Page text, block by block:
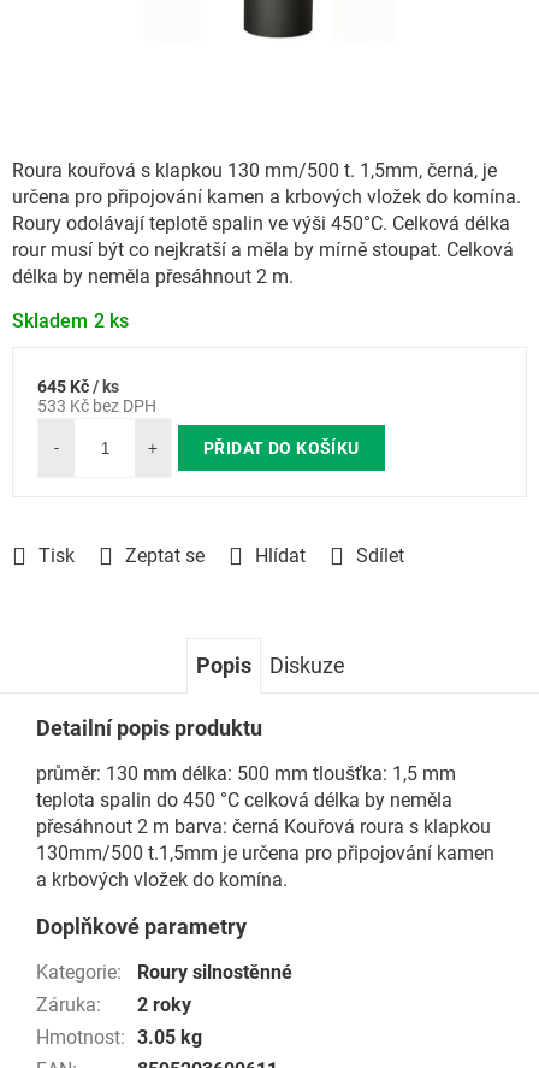
Skladem 2 ks
Roura kouřová s klapkou 130 mm/500 t. 1,5mm, černá, je
určena pro připojování kamen a krbových vložek do komína.
Roury odolávají teplotě spalin ve výši 450°C. Celková délka
rour musí být co nejkratší a měla by mírně stoupat. Celková
délka by neměla přesáhnout 2 m.
Tisk Zeptat se Hlídat Sdílet
645 Kč/ ks
533 Kč bez DPH
Měrná
PŘIDAT DO KOŠÍKU
Popis Diskuze
Detailní popis produktu
průměr: 130 mm délka: 500 mm tloušťka: 1,5 mm
teplota spalin do 450 °C celková délka by neměla
přesáhnout 2 m barva: černá Kouřová roura s klapkou
130mm/500 t.1,5mm je určena pro připojování kamen
a krbových vložek do komína.
Doplňkové parametry
Kategorie:
Roury silnostěnné
Záruka:
2 roky
Hmotnost: 3.05 kg